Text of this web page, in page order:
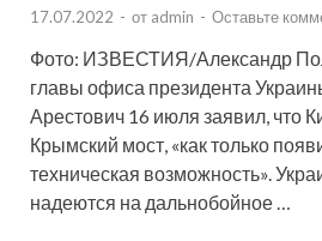
17.07.2022 - от admin - Оставьте
Фото: ИЗВЕСТИЯ/Александр
главы офиса президента
Арестович 16 июля заявил, что
Крымский мост, «как только
техническая возможность».
надеются на дальнобойное …